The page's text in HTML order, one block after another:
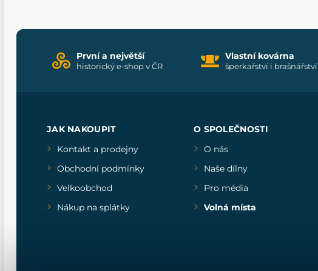
První a největší
historický e-shop v ČR
Vlastní kovárna
šperkařství i brašnářství
JAK NAKOUPIT
Kontakt a prodejny
Obchodní podmínky
Velkoobchod
Nákup na splátky
O SPOLEČNOSTI
O nás
Naše dílny
Pro média
Volná místa